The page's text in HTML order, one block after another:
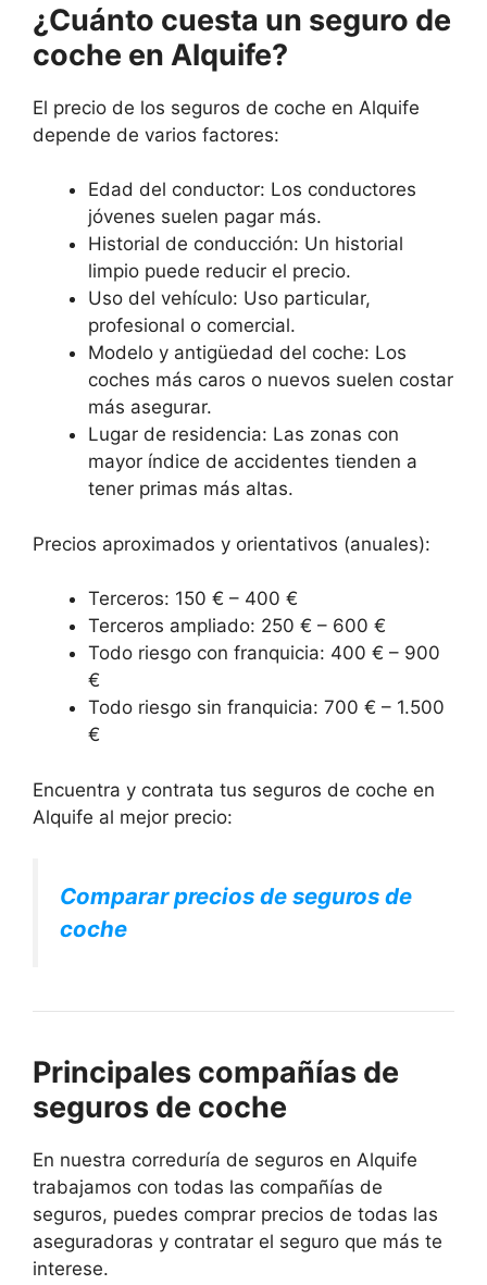
¿Cuánto cuesta un seguro de
coche en Alquife?
El precio de los seguros de coche en Alquife
depende de varios factores:
Edad del conductor: Los conductores
jóvenes suelen pagar más.
Historial de conducción: Un historial
limpio puede reducir el precio.
Uso del vehículo: Uso particular,
profesional o comercial.
Modelo y antigüedad del coche: Los
coches más caros o nuevos suelen costar
más asegurar.
Lugar de residencia: Las zonas con
mayor índice de accidentes tienden a
tener primas más altas.
Precios aproximados y orientativos (anuales):
Terceros: 150 € – 400 €
Terceros ampliado: 250 € – 600 €
Todo riesgo con franquicia: 400 € – 900
€
Todo riesgo sin franquicia: 700 € – 1.500
€
Encuentra y contrata tus seguros de coche en
Alquife al mejor precio:
Comparar precios de seguros de
coche
Principales compañías de
seguros de coche
En nuestra correduría de seguros en Alquife
trabajamos con todas las compañías de
seguros, puedes comprar precios de todas las
aseguradoras y contratar el seguro que más te
interese.